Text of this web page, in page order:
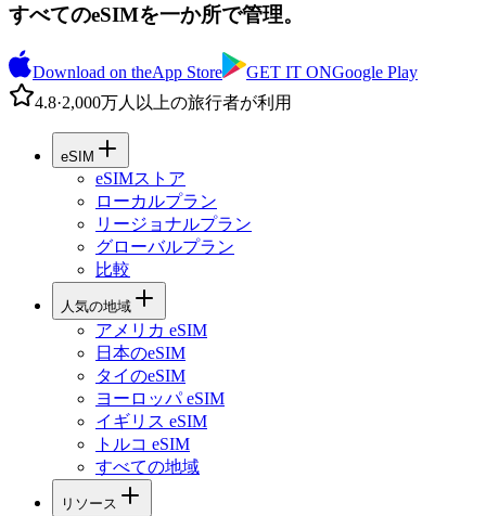
すべてのeSIMを一か所で管理。
Download on theApp Store GET IT ONGoogle Play
4.8·2,000万人以上の旅行者が利用
eSIM
eSIMストア
ローカルプラン
リージョナルプラン
グローバルプラン
比較
人気の地域
アメリカ eSIM
日本のeSIM
タイのeSIM
ヨーロッパ eSIM
イギリス eSIM
トルコ eSIM
すべての地域
リソース